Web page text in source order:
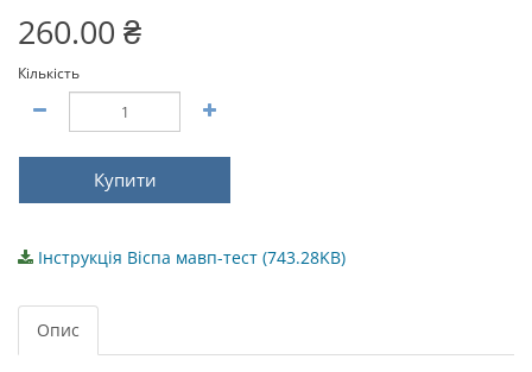
260.00 ₴
Кількість
Купити
Інструкція Віспа мавп-тест (743.28KB)
Опис